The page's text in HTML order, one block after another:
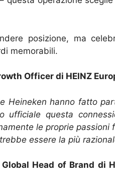
posizione, ma
memorabili.
Officer di HEINZ
e Heineken hanno fatto
ufficiale questa
le proprie passioni
essere la più
Head of Brand di